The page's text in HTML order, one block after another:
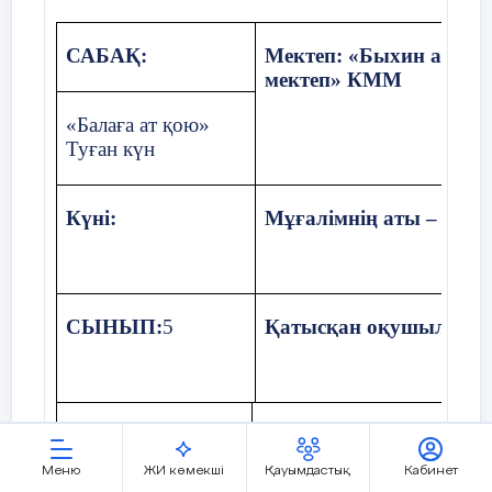
Меню ЖИ көмекші Қауымдастық Кабинет
Сабақ барысында мен сынып немесе жекелеген
жетілдіруге көмектесетін не білдім?
Мамадалиева Милана
САБАҚ:
Мектеп: «Быхин
мектеп» КММ
«Балаға ат қою»
Туған күн
Күні: Мұғалімнің аты – жөні
СЫНЫП:5 Қатысқан оқушылар
арқылы жүзеге
Тірек сөздер мен
тақырыпты болжау (5.Т/